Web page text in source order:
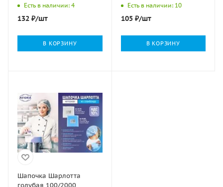
Есть в наличии: 4
132 ₽/шт
В КОРЗИНУ
Есть в наличии: 10
105₽/шт
В КОРЗИНУ
Шапочка Шарлотта
голубая 100/2000